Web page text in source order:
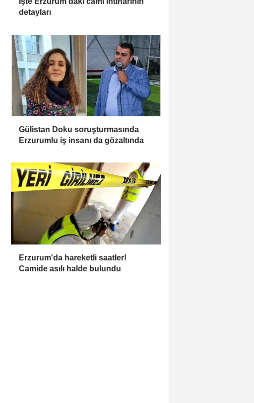
detayları
Gülistan Doku soruşturmasında
Erzurumlu iş insanı da gözaltında
Erzurum'da hareketli saatler!
Camide asılı halde bulundu